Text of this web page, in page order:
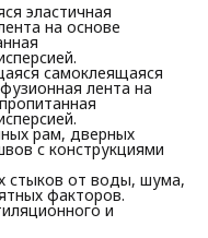
эластичная
на основе
самоклеящаяся
лента на
рам, дверных
с конструкциями
стыков от воды, шума,
факторов.
и